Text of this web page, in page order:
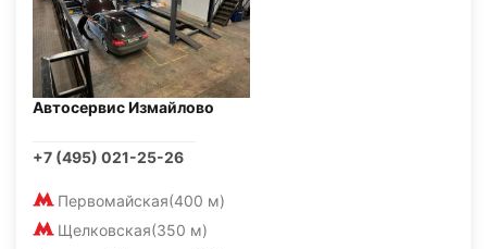
Автосервис Измайлово
+7 (495) 021-25-26
Первомайская(400 м)
Щелковская(350 м)